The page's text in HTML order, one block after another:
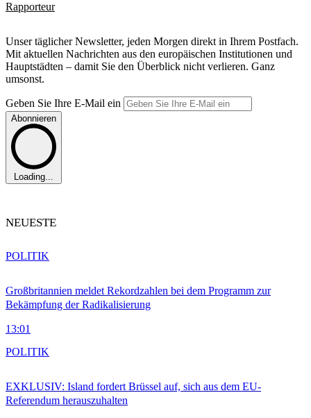
Rapporteur
Unser täglicher Newsletter, jeden Morgen direkt in Ihrem Postfach.
Mit aktuellen Nachrichten aus den europäischen Institutionen und
Hauptstädten – damit Sie den Überblick nicht verlieren. Ganz
umsonst.
Geben Sie Ihre E-Mail ein
Abonnieren
Loading...
NEUESTE
Großbritannien meldet Rekordzahlen bei dem Programm zur
Bekämpfung der Radikalisierung
13:01
POLITIK
EXKLUSIV: Island fordert Brüssel auf, sich aus dem EU-
Referendum herauszuhalten
POLITIK